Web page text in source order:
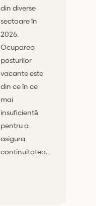
din diverse
sectoare în
2026.
Ocuparea
posturilor
vacante este
din ce în ce
mai
insuficientă
pentru a
asigura
continuitatea...